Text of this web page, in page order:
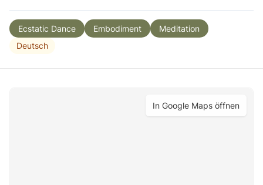
Ecstatic Dance Embodiment
Meditation
Deutsch
In Google Maps öffnen